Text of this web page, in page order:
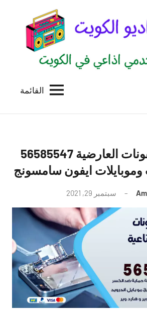
القائمة
فني تصليح تلفونات العارضية 56585547
وموبايلات ايفون سامسونج
سبتمبر 29, 2021
توجد
تعليقات